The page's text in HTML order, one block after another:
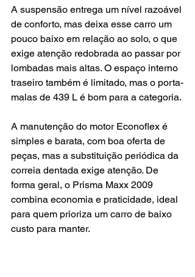
A suspensão entrega um nível razoável
de conforto, mas deixa esse carro um
pouco baixo em relação ao solo, o que
exige atenção redobrada ao passar por
lombadas mais altas. O espaço interno
traseiro também é limitado, mas o porta-
malas de 439 L é bom para a categoria.
A manutenção do motor Econoflex é
simples e barata, com boa oferta de
peças, mas a substituição periódica da
correia dentada exige atenção. De
forma geral, o Prisma Maxx 2009
combina economia e praticidade, ideal
para quem prioriza um carro de baixo
custo para manter.